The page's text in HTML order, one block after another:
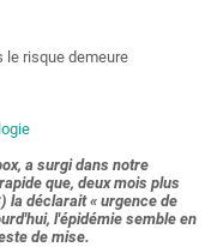
le risque demeure
a surgi dans notre
que, deux mois plus
la déclarait « urgence de
l'épidémie semble en
de mise.